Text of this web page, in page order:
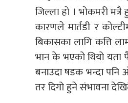
जिल्ला हो । भोकमरी
कारणले मार्तडी र
बिकासका लागि कत्ति
भान के भएको थियो यता
बनाउदा षडक भन्दा पनि
तर दिगो हुने संभावना